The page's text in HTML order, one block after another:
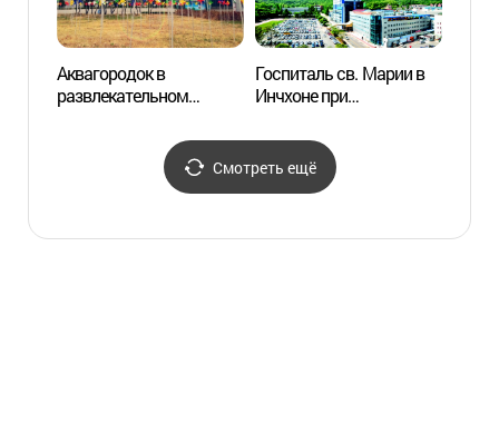
Аквагородок в
развлекательном
Тоси" (웅진플레이도시
Госпиталь св. Марии в
Инчхоне при
университете Кореи
(가톨릭대학교
인천성모병원)
Смотреть ещё